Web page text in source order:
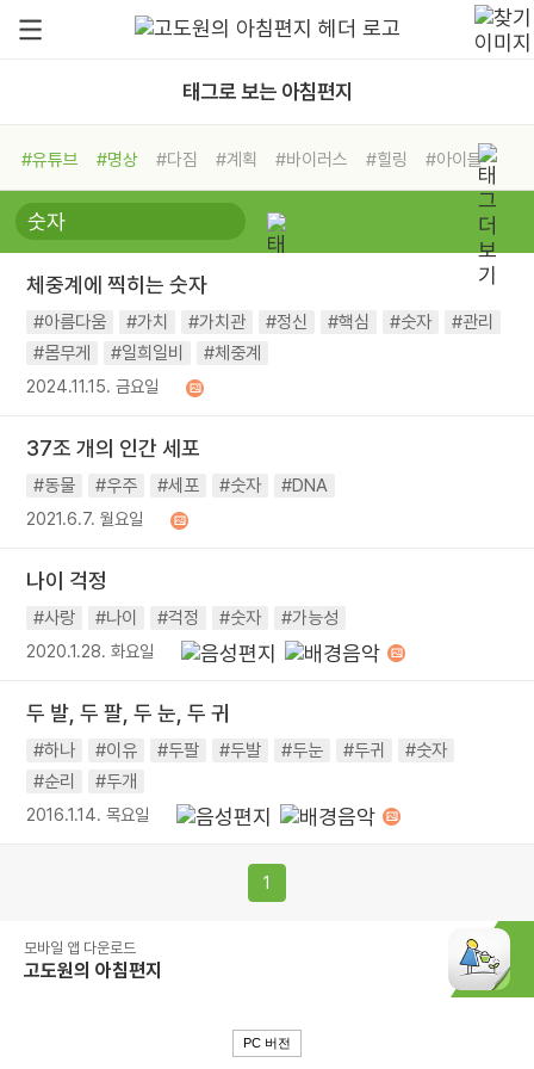
태그로 보는 아침편지
#유튜브 #명상 #다짐 #계획 #바이러스 #힐링
#아이들
#비전캠프
#독서캠프 #삶
#희망
#나눔 #친구 #링컨학교
#독서
#건강 #면역력
체중계에 찍히는 숫자
#아름다움 #가치 #가치관 #정신 #핵심 #숫자
#관리
#몸무게
#일희일비 #체중계
2024.11.15. 금요일
37조 개의 인간 세포
#동물 #우주 #세포 #숫자 #DNA
2021.6.7. 월요일
나이 걱정
#사랑 #나이 #걱정 #숫자 #가능성
2020.1.28. 화요일
두 발, 두 팔, 두 눈, 두 귀
#하나 #이유 #두팔 #두발 #두눈 #두귀
#숫자
#순리
#두개
2016.1.14. 목요일
1
모바일 앱 다운로드
고도원의 아침편지
PC 버전